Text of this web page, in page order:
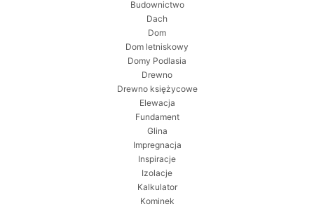
Budownictwo
Dach
Dom
Dom letniskowy
Domy Podlasia
Drewno
Drewno księżycowe
Elewacja
Fundament
Glina
Impregnacja
Inspiracje
Izolacje
Kalkulator
Kominek